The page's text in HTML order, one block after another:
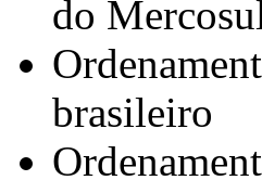
do
brasileiro